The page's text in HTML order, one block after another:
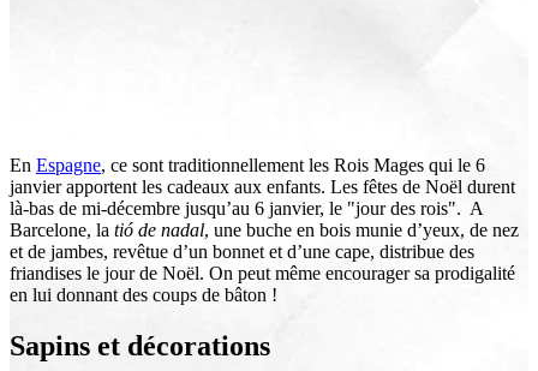
En Espagne, ce sont traditionnellement les Rois Mages qui le 6
janvier apportent les cadeaux aux enfants. Les fêtes de Noël durent
là-bas de mi-décembre jusqu’au 6 janvier, le "jour des rois". A
Barcelone, la tió de nadal, une buche en bois munie d’yeux, de nez
et de jambes, revêtue d’un bonnet et d’une cape, distribue des
friandises le jour de Noël. On peut même encourager sa prodigalité
en lui donnant des coups de bâton !
Sapins et décorations